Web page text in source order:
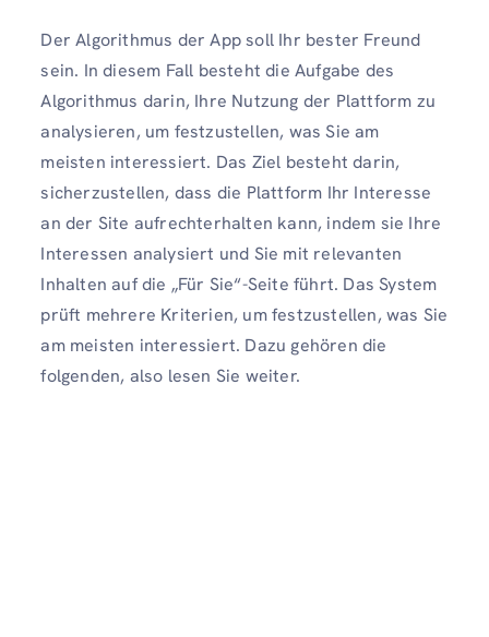
Der Algorithmus der App soll Ihr bester Freund
sein. In diesem Fall besteht die Aufgabe des
Algorithmus darin, Ihre Nutzung der Plattform zu
analysieren, um festzustellen, was Sie am
meisten interessiert. Das Ziel besteht darin,
sicherzustellen, dass die Plattform Ihr Interesse
an der Site aufrechterhalten kann, indem sie Ihre
Interessen analysiert und Sie mit relevanten
Inhalten auf die „Für Sie“-Seite führt. Das System
prüft mehrere Kriterien, um festzustellen, was Sie
am meisten interessiert. Dazu gehören die
folgenden, also lesen Sie weiter.